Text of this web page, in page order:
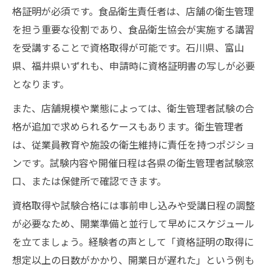
格証明が必須です。食品衛生責任者は、店舗の衛生管理
を担う重要な役割であり、食品衛生協会が実施する講習
を受講することで資格取得が可能です。石川県、富山
県、福井県いずれも、申請時に資格証明書の写しが必要
となります。
また、店舗規模や業態によっては、衛生管理者試験の合
格が追加で求められるケースもあります。衛生管理者
は、従業員教育や施設の衛生維持に責任を持つポジショ
ンです。試験内容や開催日程は各県の衛生管理者試験窓
口、または保健所で確認できます。
資格取得や試験合格には事前申し込みや受講日程の調整
が必要なため、開業準備と並行して早めにスケジュール
を立てましょう。経験者の声として「資格証明の取得に
想定以上の日数がかかり、開業日が遅れた」という例も